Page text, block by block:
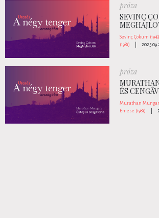
próza
SEVINÇ
Sevinç Çokum
(1981)
próza
ÉS
Murathan Mungan
Emese (1981)